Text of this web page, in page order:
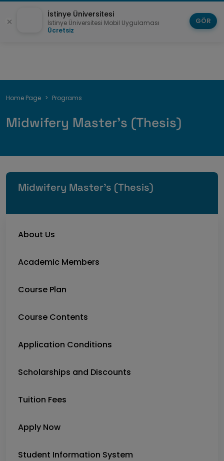
Breadcrumb
Home Page Programs
Midwifery Master's (Thesis)
Midwifery Master's (Thesis)
About Us
Academic Members
Course Plan
Course Contents
Application Conditions
Scholarships and Discounts
Tuition Fees
Apply Now
Student Information System
İstinye Üniversitesi
İstinye Üniversitesi Mobil Uygulaması
Ücretsiz
GÖR